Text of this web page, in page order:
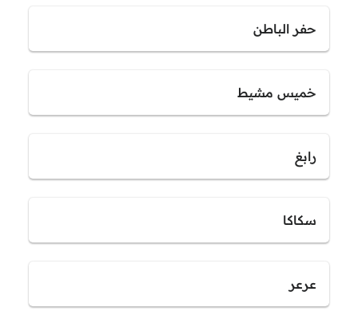
حفر الباطن
خميس مشيط
رابغ
سكاكا
عرعر